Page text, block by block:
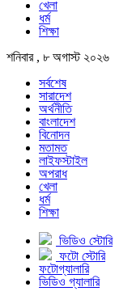
খেলা
ধর্ম
শিক্ষা
শনিবার , ৮ অগাস্ট ২০২৬
সর্বশেষ
সারাদেশ
অর্থনীতি
বাংলাদেশ
বিনোদন
মতামত
লাইফস্টাইল
অপরাধ
খেলা
ধর্ম
শিক্ষা
ভিডিও স্টোরি
ফটো স্টোরি
ফটোগ্যালারি
ভিডিও গ্যালারি